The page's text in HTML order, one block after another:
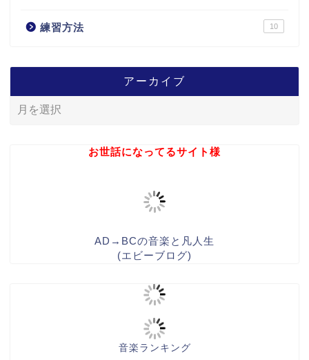
練習方法 10
アーカイブ
お世話になってるサイト様
AD→BCの音楽と凡人生
(エビーブログ)
音楽ランキング